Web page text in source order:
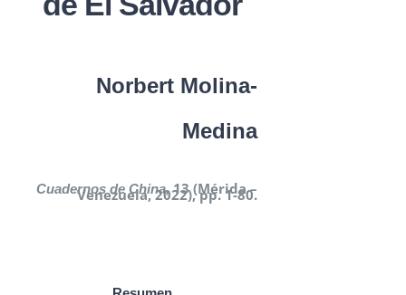
Norbert Molina-
Medina
Cuadernos de China,13 (Mérida –
Venezuela, 2022), pp. 1-80.